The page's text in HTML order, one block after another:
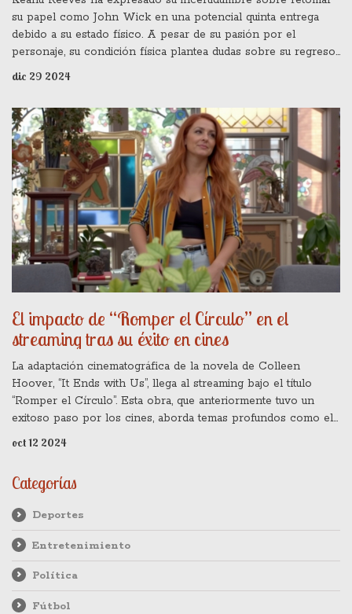
su papel como John Wick en una potencial quinta entrega
debido a su estado físico. A pesar de su pasión por el
personaje, su condición física plantea dudas sobre su regreso.
Aún sin un anuncio oficial de Lionsgate, los fanáticos esperan
dic 29 2024
El impacto de “Romper el Círculo” en el
streaming tras su éxito en cines
La adaptación cinematográfica de la novela de Colleen
Hoover, “It Ends with Us”, llega al streaming bajo el título
“Romper el Círculo”. Esta obra, que anteriormente tuvo un
exitoso paso por los cines, aborda temas profundos como el
trauma infantil y la violencia doméstica. La película, que tuvo un
oct 12 2024
Categorías
Deportes
Entretenimiento
Política
Fútbol